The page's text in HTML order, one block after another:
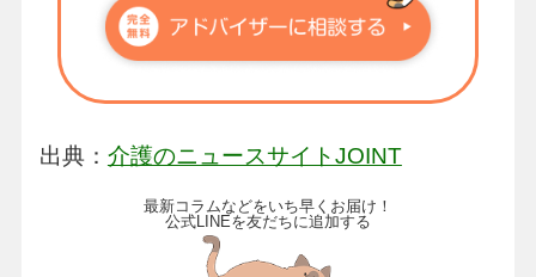
出典： 介護のニュースサイトJOINT
最新コラムなどをいち早くお届け！
公式LINEを友だちに追加する